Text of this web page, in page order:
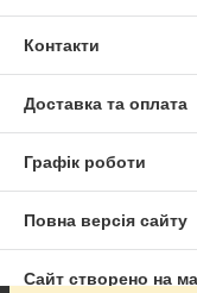
Контакти
Доставка та оплата
Графік роботи
Повна версія сайту
Сайт створено на